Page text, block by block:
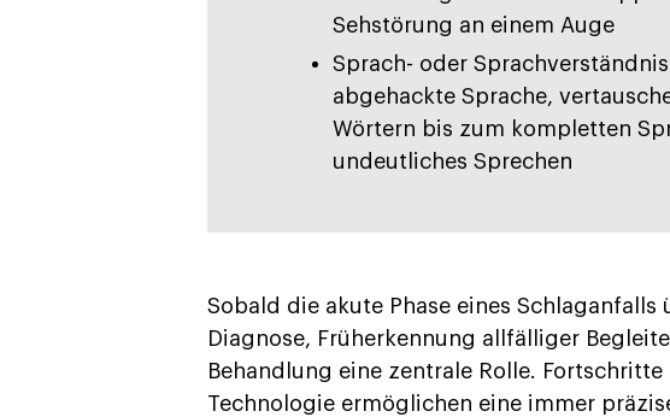
Sehstörung an einem Auge
Sprach- oder
abgehackte Sprache,
Wörtern bis zum kompletten
undeutliches Sprechen
Sobald die akute Phase eines
Diagnose, Früherkennung allfälliger
Behandlung eine zentrale Rolle.
Technologie ermöglichen eine immer